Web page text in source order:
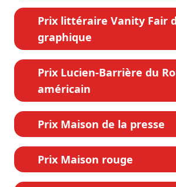
Prix littéraire Vanity Fair
graphique
Prix Lucien-Barrière du
américain
Prix Maison de la presse
Prix Maison rouge